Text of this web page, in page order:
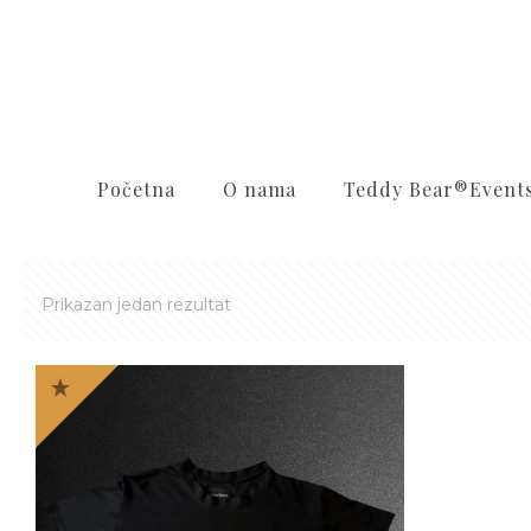
Početna O nama Teddy
Prikazan jedan rezultat